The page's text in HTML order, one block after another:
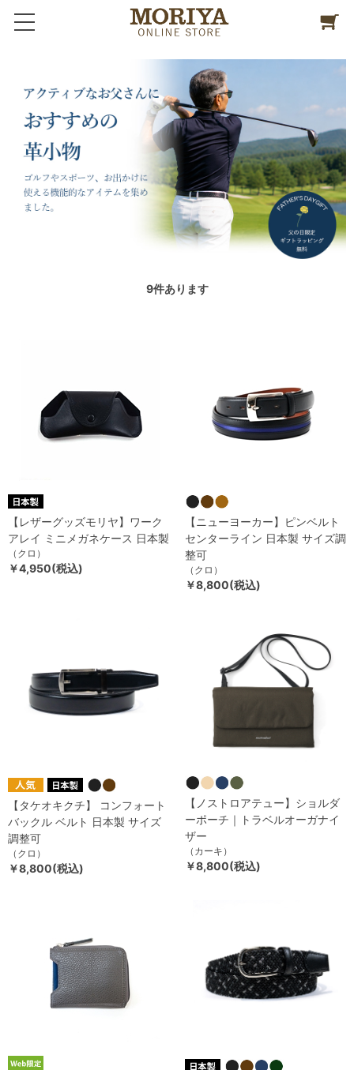
9件あります
【レザーグッズモリヤ】ワーク
アレイ ミニメガネケース 日本製
（クロ）
￥4,950(税込)
【ニューヨーカー】ピンベルト
センターライン 日本製 サイズ調
整可
（クロ）
￥8,800(税込)
【タケオキクチ】 コンフォート
バックル ベルト 日本製 サイズ
調整可
（クロ）
￥8,800(税込)
【ノストロアテュー】ショルダ
ーポーチ｜トラベルオーガナイ
ザー
（カーキ）
￥8,800(税込)